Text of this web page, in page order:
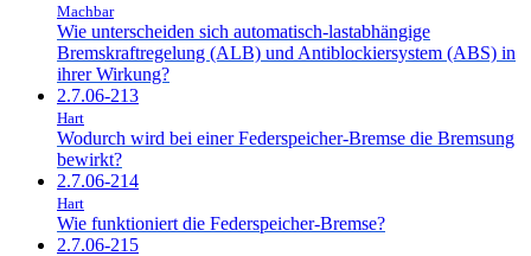
Machbar
Wie unterscheiden sich automatisch-lastabhängige
Bremskraftregelung (ALB) und Antiblockiersystem (ABS) in
ihrer Wirkung?
2.7.06-213
Hart
Wodurch wird bei einer Federspeicher-Bremse die Bremsung
bewirkt?
2.7.06-214
Hart
Wie funktioniert die Federspeicher-Bremse?
2.7.06-215